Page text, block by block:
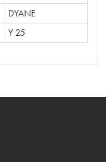
DYANE
Y 25